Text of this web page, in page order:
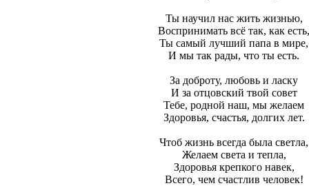
Ты научил нас жить жизнью,
Воспринимать всё так, как есть,
Ты самый лучший папа в мире,
И мы так рады, что ты есть.
За доброту, любовь и ласку
И за отцовский твой совет
Тебе, родной наш, мы желаем
Здоровья, счастья, долгих лет.
Чтоб жизнь всегда была светла,
Желаем света и тепла,
Здоровья крепкого навек,
Всего, чем счастлив человек!